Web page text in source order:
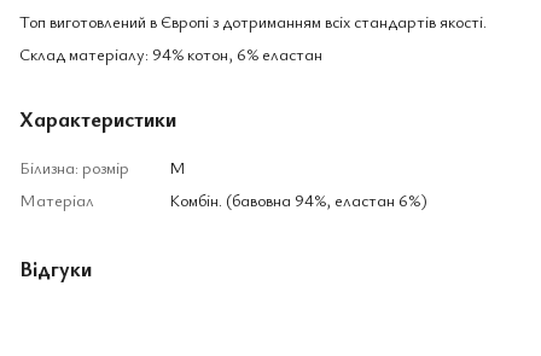
Топ виготовлений в Європі з дотриманням всіх стандартів якості.
Склад матеріалу: 94% котон, 6% еластан
Характеристики
Білизна: розмір
M
Матеріал
Комбін. (бавовна 94%, еластан 6%)
Відгуки